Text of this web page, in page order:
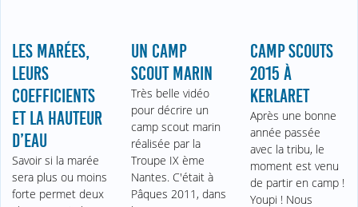
LES MARÉES,
LEURS
COEFFICIENTS
ET LA HAUTEUR
D’EAU
Savoir si la marée
sera plus ou moins
forte permet deux
UN CAMP
SCOUT MARIN
Très belle vidéo
pour décrire un
camp scout marin
réalisée par la
Troupe IX ème
Nantes. C'était à
Pâques 2011, dans
CAMP SCOUTS
2015 À
KERLARET
Après une bonne
année passée
avec la tribu, le
moment est venu
de partir en camp !
Youpi ! Nous